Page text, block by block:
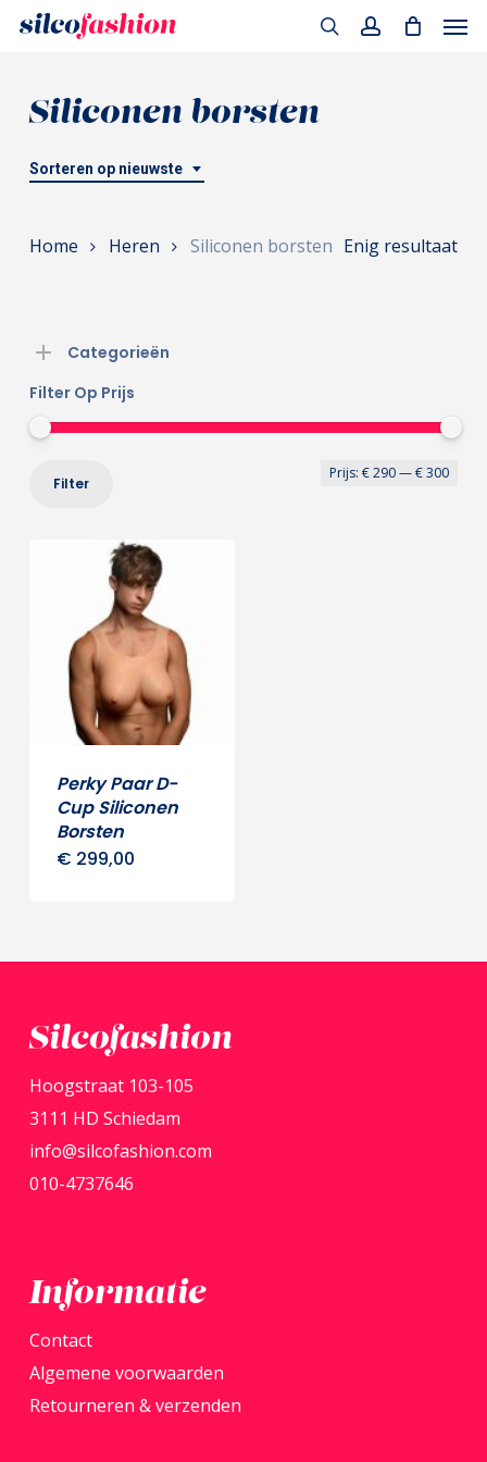
Skip
contentSiliconen borsten
Sorteren op nieuwste
Enig resultaat
Home Heren Siliconen borsten
Categorieën
Filter Op Prijs
Filter
Prijs:€ 290—€ 300
Perky Paar D-
Cup Siliconen
Borsten
€ 299,00
Silcofashion
Hoogstraat 103-105
3111 HD Schiedam
info@silcofashion.com
010-4737646
Informatie
Contact
Algemene voorwaarden
Retourneren & verzenden